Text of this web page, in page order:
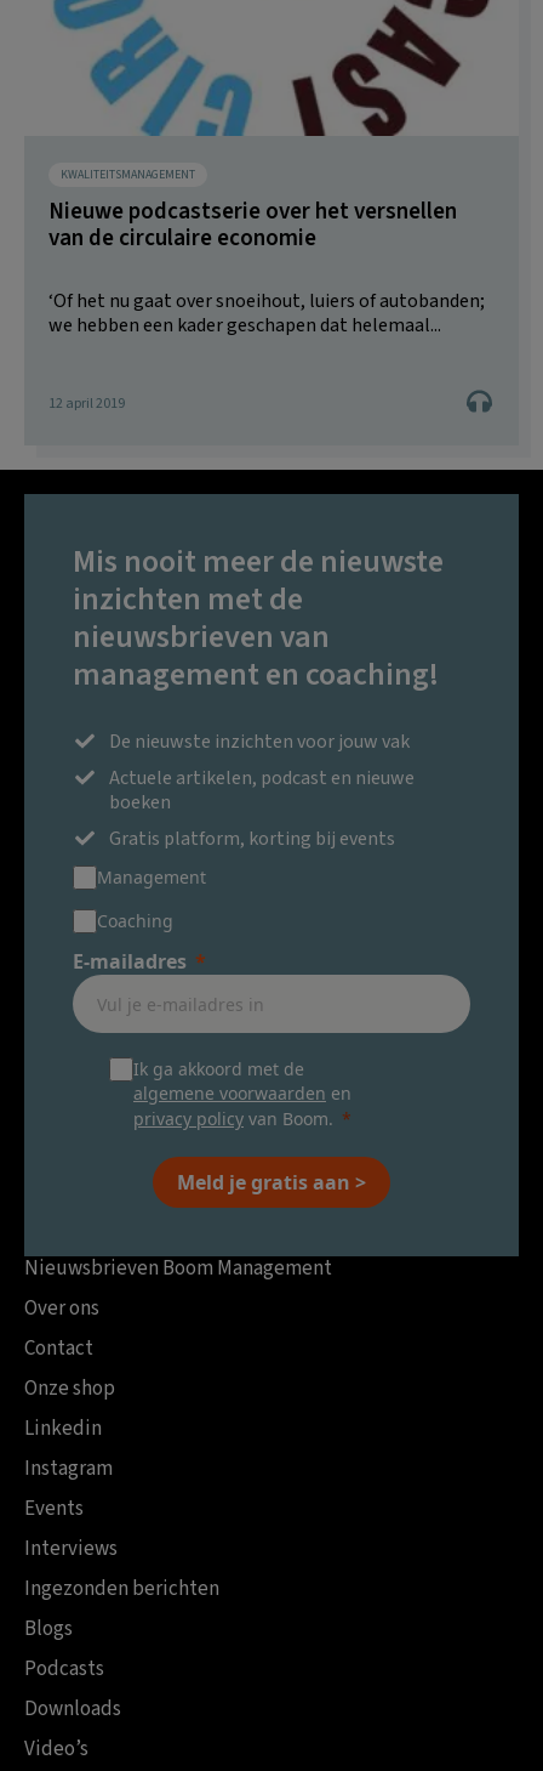
KWALITEITSMANAGEMENT
Nieuwe podcastserie over het versnellen
van de circulaire economie
‘Of het nu gaat over snoeihout, luiers of autobanden;
we hebben een kader geschapen dat helemaal...
12 april 2019
Mis nooit meer de nieuwste
inzichten met de
nieuwsbrieven van
management en coaching!
De nieuwste inzichten voor jouw vak
Actuele artikelen, podcast en nieuwe
boeken
Gratis platform, korting bij events
Management
Coaching
E-mailadres
Ik ga akkoord met de
algemene voorwaarden en
privacy policy van Boom.
Meld je gratis aan >
Nieuwsbrieven Boom Management
Over ons
Contact
Onze shop
Linkedin
Instagram
Events
Interviews
Ingezonden berichten
Blogs
Podcasts
Downloads
Video’s